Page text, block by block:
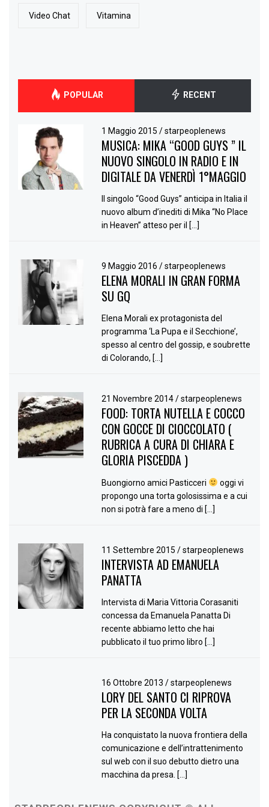
Video Chat Vitamina
POPULAR RECENT
1 Maggio 2015/ starpeoplenews
MUSICA: MIKA “GOOD GUYS ” IL
NUOVO SINGOLO IN RADIO E IN
DIGITALE DA VENERDÌ 1°MAGGIO
Il singolo “Good Guys” anticipa in Italia il
nuovo album d’inediti di Mika “No Place
in Heaven” atteso per il […]
9 Maggio 2016/ starpeoplenews
ELENA MORALI IN GRAN FORMA
SU GQ
Elena Morali ex protagonista del
programma ‘La Pupa e il Secchione’,
spesso al centro del gossip, e soubrette
di Colorando, […]
21 Novembre 2014/ starpeoplenews
FOOD: TORTA NUTELLA E COCCO
CON GOCCE DI CIOCCOLATO (
RUBRICA A CURA DI CHIARA E
GLORIA PISCEDDA )
Buongiorno amici Pasticceri
oggi vi
propongo una torta golosissima e a cui
non si potrà fare a meno di […]
11 Settembre 2015/ starpeoplenews
INTERVISTA AD EMANUELA
PANATTA
Intervista di Maria Vittoria Corasaniti
concessa da Emanuela Panatta Di
recente abbiamo letto che hai
pubblicato il tuo primo libro […]
16 Ottobre 2013/ starpeoplenews
LORY DEL SANTO CI RIPROVA
PER LA SECONDA VOLTA
Ha conquistato la nuova frontiera della
comunicazione e dell’intrattenimento
sul web con il suo debutto dietro una
macchina da presa. […]